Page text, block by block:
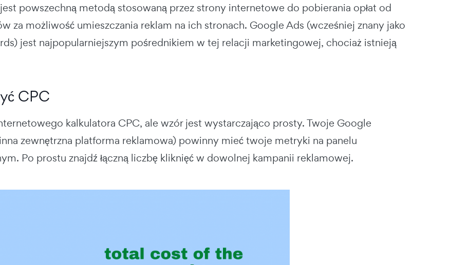
jest powszechną metodą stosowaną przez strony internetowe do pobierania opłat od
za możliwość umieszczania reklam na ich stronach. Google Ads (wcześniej znany jako
jest najpopularniejszym pośrednikiem w tej relacji marketingowej, chociaż istnieją
CPC
kalkulatora CPC, ale wzór jest wystarczająco prosty. Twoje Google
zewnętrzna platforma reklamowa) powinny mieć twoje metryki na panelu
Po prostu znajdź łączną liczbę kliknięć w dowolnej kampanii reklamowej.